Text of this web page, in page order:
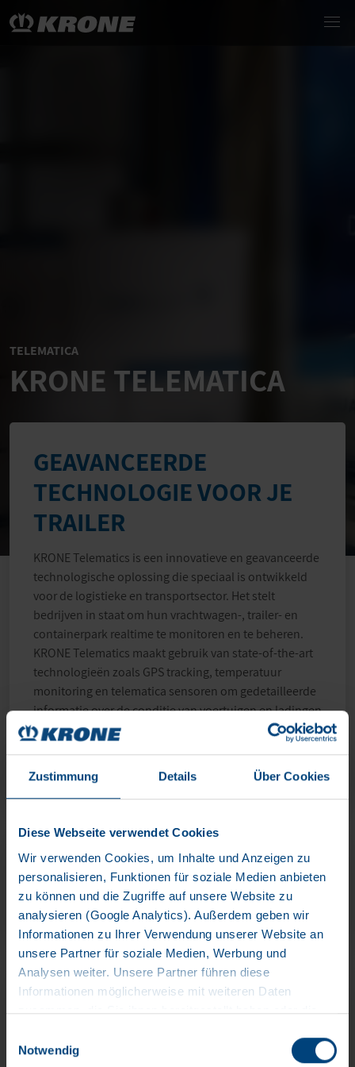
Zustimmung Details Über Cookies
Diese Webseite verwendet Cookies
Wir verwenden Cookies, um Inhalte und Anzeigen zu
personalisieren, Funktionen für soziale Medien anbieten
zu können und die Zugriffe auf unsere Website zu
analysieren (Google Analytics). Außerdem geben wir
Informationen zu Ihrer Verwendung unserer Website an
unsere Partner für soziale Medien, Werbung und
Analysen weiter. Unsere Partner führen diese
Informationen möglicherweise mit weiteren Daten
zusammen, die Sie ihnen bereitgestellt haben oder die
haben. Wir setzen im Rahmen des Trackings auch
Notwendig
TELEMATICA
KRONE TELEMATICA
GEAVANCEERDE
TECHNOLOGIE VOOR JE
TRAILER
KRONE Telematics is een innovatieve en geavanceerde
technologische oplossing die speciaal is ontwikkeld
voor de logistieke en transportsector. Het stelt
bedrijven in staat om hun vrachtwagen-, trailer- en
containerpark realtime te monitoren en te beheren.
KRONE Telematics maakt gebruik van state-of-the-art
technologieën zoals GPS tracking, temperatuur
monitoring en telematica sensoren om gedetailleerde
informatie over de conditie van voertuigen en ladingen
te leveren. Dit stelt bedrijven in staat om hun logistieke
processen te optimaliseren, efficiëntie te verhogen en
KRONE 3D TELEMATICA
meer leren
KRONE TELEMATICA SERVICE
PAKKETTEN